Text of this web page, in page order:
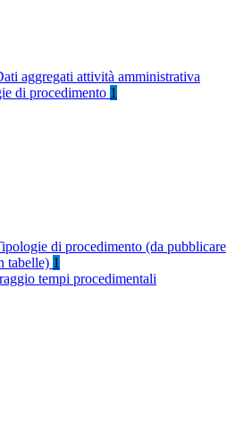
aggregati attività amministrativa
di procedimento 1
di procedimento (da pubblicare
tabelle) 1
tempi procedimentali